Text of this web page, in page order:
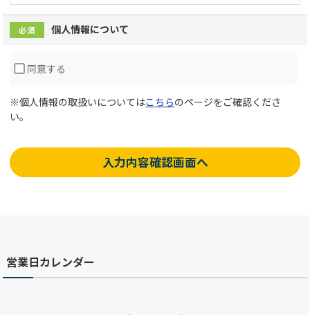
必須 個人情報について
同意する
※個人情報の取扱いについてはこちらのページをご確認くださ
い。
入力内容確認画面へ
営業日カレンダー